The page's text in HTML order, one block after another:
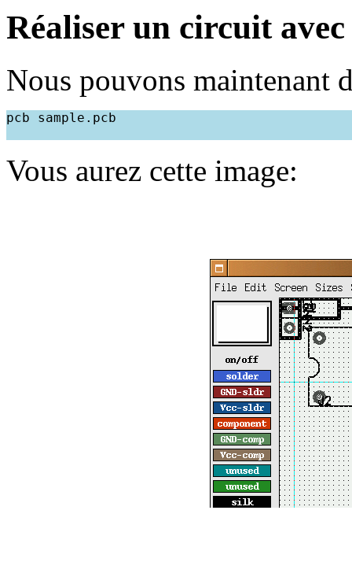
Réaliser un circuit
Nous pouvons maintenant
pcb sample.pcb
Vous aurez cette image: